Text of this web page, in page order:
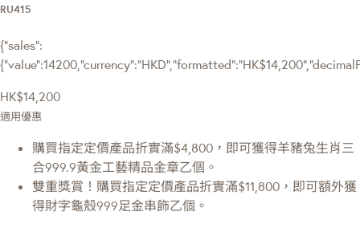
RU415
{"sales":
HK$14,200
適用優惠
購買指定定價產品折實滿$4,800，即可獲得羊豬兔生肖三
合999.9黃金工藝精品金章乙個。
雙重獎賞！購買指定定價產品折實滿$11,800，即可額外獲
得財字龜殼999足金串飾乙個。